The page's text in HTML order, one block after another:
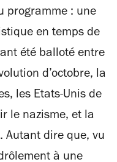
programme : une
en temps de
été balloté entre
d’octobre, la
les Etats-Unis de
le nazisme, et la
Autant dire que, vu
à une